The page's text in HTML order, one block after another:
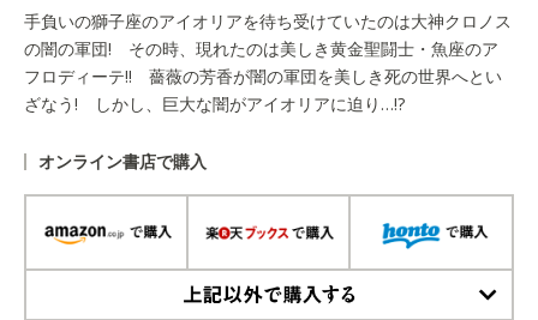
手負いの獅子座のアイオリアを待ち受けていたのは大神クロノス
の闇の軍団! その時、現れたのは美しき黄金聖闘士・魚座のア
フロディーテ!! 薔薇の芳香が闇の軍団を美しき死の世界へとい
ざなう! しかし、巨大な闇がアイオリアに迫り…!?
オンライン書店で購入